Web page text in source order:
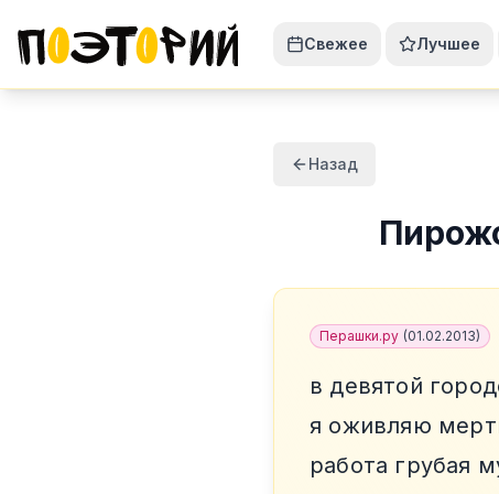
Свежее Лучшее
Назад
Перашки.ру (01.02.2013)
в девятой
я оживляю
работа грубая